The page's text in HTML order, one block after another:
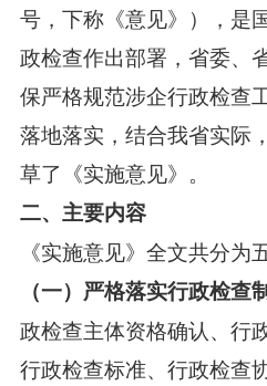
号，下称《意见》），是
政检查作出部署，省委、
保严格规范涉企行政检查
落地落实，结合我省实际
草了《实施意见》。
二、主要内容
《实施意见》全文共分为
（一）严格落实行政检查
政检查主体资格确认、行
行政检查标准、行政检查